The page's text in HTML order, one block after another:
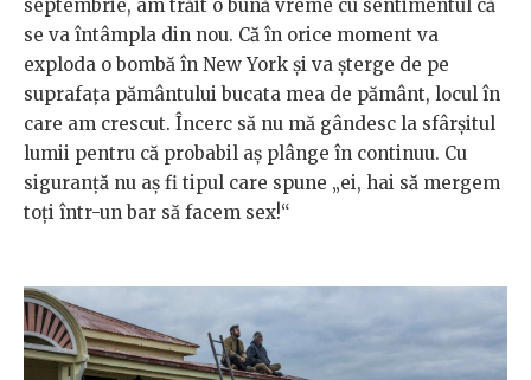
septembrie, am trăit o bună vreme cu sentimentul că
se va întâmpla din nou. Că în orice moment va
exploda o bombă în New York și va șterge de pe
suprafața pământului bucata mea de pământ, locul în
care am crescut. Încerc să nu mă gândesc la sfârșitul
lumii pentru că probabil aș plânge în continuu. Cu
siguranță nu aș fi tipul care spune „ei, hai să mergem
toți într-un bar să facem sex!“